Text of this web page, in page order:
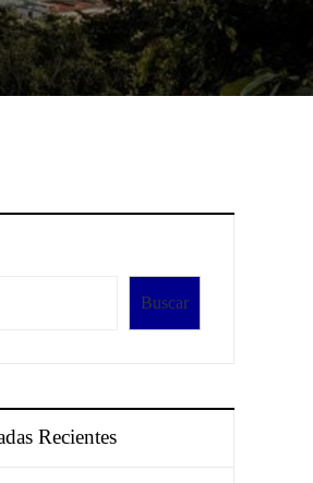
Buscar
Recientes